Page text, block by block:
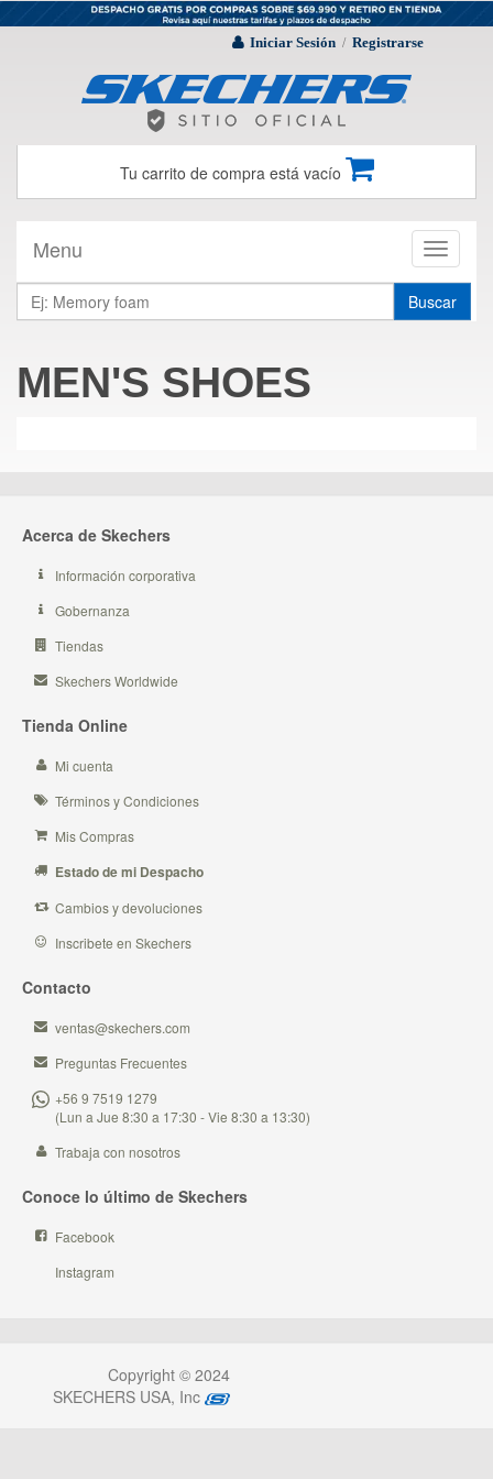
Iniciar Sesión / Registrarse
Tu carrito de compra está vacío
Toggle
Menu
Buscar
MEN'S SHOES
Acerca de Skechers
Información corporativa
Gobernanza
Tiendas
Skechers Worldwide
Tienda Online
Mi cuenta
Términos y Condiciones
Mis Compras
Estado de mi Despacho
Cambios y devoluciones
Inscribete en Skechers
Contacto
ventas@skechers.com
Preguntas Frecuentes
+56 9 7519 1279
(Lun a Jue 8:30 a 17:30 - Vie 8:30 a 13:30)
Trabaja con nosotros
Conoce lo último de Skechers
Facebook
Instagram
Copyright © 2024
SKECHERS USA, Inc